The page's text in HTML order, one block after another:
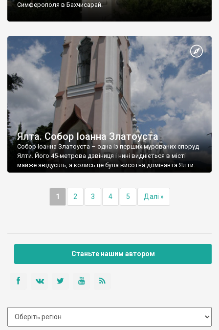
Симферополя в Бахчисарай.
Ялта. Собор Іоанна Златоуста
Собор Іоанна Златоуста – одна із перших мурованих споруд
Ялти. Його 45-метрова дзвіниця і нині видніється в місті
майже звідусіль, а колись це була висотна домінанта Ялти.
1 2 3 4 5 Далі »
Станьте нашим автором